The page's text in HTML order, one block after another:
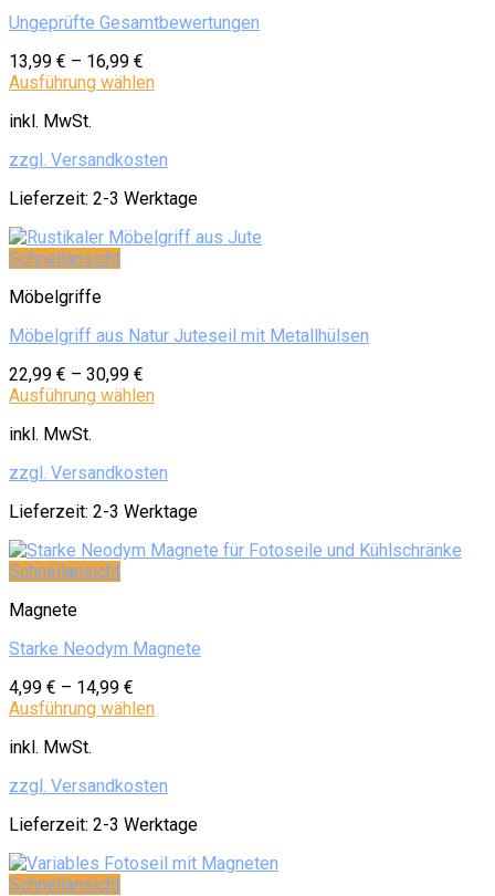
Ungeprüfte Gesamtbewertungen
13,99 € – 16,99 €
Ausführung wählen
inkl. MwSt.
zzgl. Versandkosten
Lieferzeit: 2-3 Werktage
Schnellansicht
Möbelgriffe
Möbelgriff aus Natur Juteseil mit Metallhülsen
22,99 € – 30,99 €
Ausführung wählen
inkl. MwSt.
zzgl. Versandkosten
Lieferzeit: 2-3 Werktage
Schnellansicht
Magnete
Starke Neodym Magnete
4,99 € – 14,99 €
Ausführung wählen
inkl. MwSt.
zzgl. Versandkosten
Lieferzeit: 2-3 Werktage
Schnellansicht